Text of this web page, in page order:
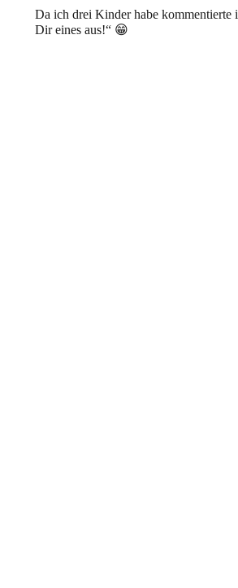
Da ich drei Kinder habe kommentierte
Dir eines aus!“ 😁